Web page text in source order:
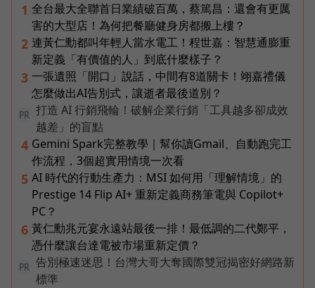
1 全台最大全聯首日業績破百萬，蔡篤昌：還會有更厲
害的大型店！為何把餐廳健身房都搬上樓？
2 連黃仁勳都叫年輕人當水電工！程世嘉：智慧通膨重
新定義「有價值的人」到底什麼樣子？
3 一張遺照「開口」說話，中間有8道關卡！翊嘉禮儀
怎麼做出AI告別式，讓逝者最後道別？
PR
打造 AI 行銷飛輪！破解企業行銷「工具越多卻成效
越差」的盲點
4 Gemini Spark完整教學｜幫你讀Gmail、自動跑完工
作流程，3個超實用情境一次看
5 AI 時代的行動生產力：MSI 如何用「理解情境」的
Prestige 14 Flip AI+ 重新定義商務筆電與 Copilot+
PC？
6 黃仁勳兆元宴永遠站最後一排！最低調的二代鄭平，
憑什麼讓台達電被市場重新定價？
PR
告別極速迷思！台灣大哥大奪國際雙冠揭密好網路新
標準